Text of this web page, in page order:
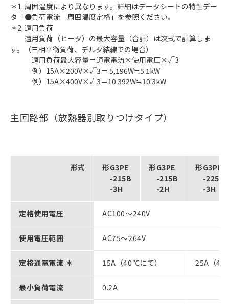
＊1. 周囲温度により異なります。詳細はデータシートの特性デー
タ「●負荷電流－周囲温度定格」を参照ください。
＊2. 適用負荷
適用負荷（ヒータ）の最大容量（合計）は次式で計算しま
す。（三相平衡負荷、デルタ結線での場合）
適用負荷最大容量＝通電電流×使用電圧×√3
例）15A×200V×√3＝ 5,196W≒5.1kW
例）15A×400V×√3＝10.392W≒10.3kW
主回路部（放熱器別取りつけタイプ）
形式
形G3PE
-215B
-3H
形G3PE
-215B
-2H
形G3PE
-225B
-3H
定格使用電圧 AC100～240V
使用電圧範囲 AC75～264V
定格通電電流 ＊ 15A（40℃にて） 25A（
最小負荷電流 0.2A